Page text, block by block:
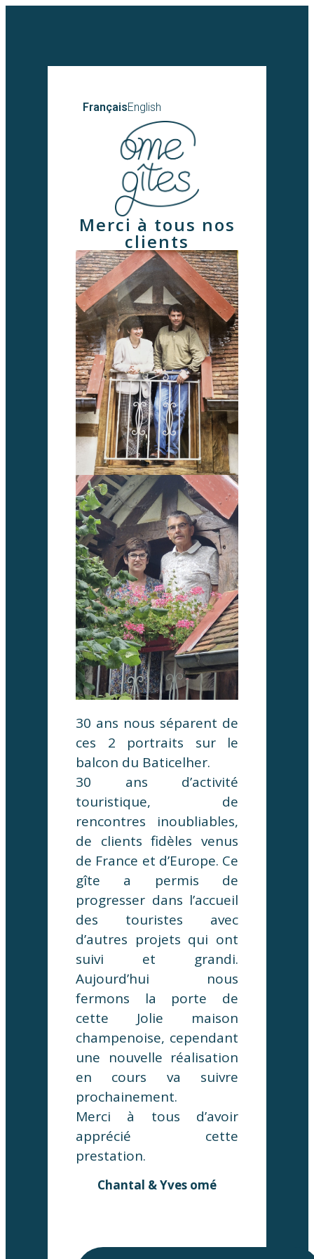
FrançaisEnglish
Merci à tous nos
clients
30 ans nous séparent de
ces 2 portraits sur le
balcon du Baticelher.
30 ans d’activité
touristique, de
rencontres inoubliables,
de clients fidèles venus
de France et d’Europe. Ce
gîte a permis de
progresser dans l’accueil
des touristes avec
d’autres projets qui ont
suivi et grandi.
Aujourd’hui nous
fermons la porte de
cette Jolie maison
champenoise, cependant
une nouvelle réalisation
en cours va suivre
prochainement.
Merci à tous d’avoir
apprécié cette
prestation.
Chantal & Yves omé